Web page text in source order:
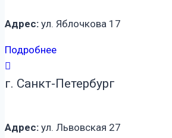
Адрес: ул. Яблочкова 17
Подробнее
г. Санкт-Петербург
Адрес: ул. Львовская 27